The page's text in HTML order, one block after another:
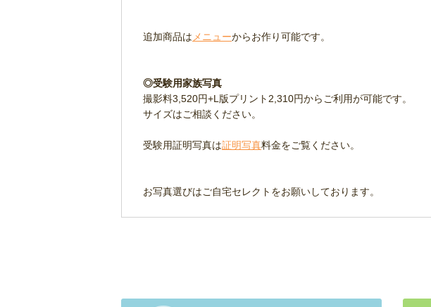
追加商品はメニューからお作り可能です。
◎受験用家族写真
撮影料3,520円+L版プリント2,310円からご利用が可能です。
サイズはご相談ください。
受験用証明写真は証明写真料金をご覧ください。
お写真選びはご自宅セレクトをお願いしております。